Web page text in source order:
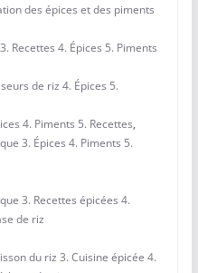
des épices et des piments
Recettes 4. Épices 5. Piments
de riz 4. Épices 5.
4. Piments 5. Recettes,
3. Épices 4. Piments 5.
3. Recettes épicées 4.
de riz
du riz 3. Cuisine épicée 4.